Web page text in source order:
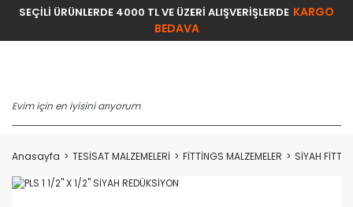
SEÇİLİ ÜRÜNLERDE 4000 TL VE ÜZERİ ALIŞVERİŞLERDE KARGO
BEDAVA
Anasayfa TESİSAT MALZEMELERİ FİTTİNGS MALZEMELER SİYAH